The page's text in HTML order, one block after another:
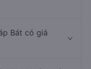
Bát có giá